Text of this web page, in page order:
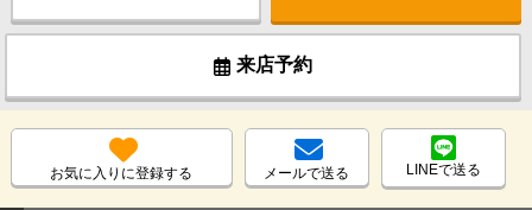
来店予約
お気に入りに登録する メールで送る LINEで送る